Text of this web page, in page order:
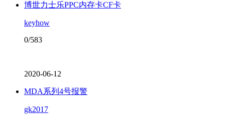
博世力士乐PPC内存卡CF卡
keyhow
0/583
2020-06-12
MDA系列4号报警
gk2017